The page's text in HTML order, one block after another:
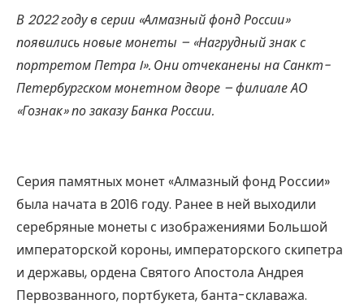
В 2022 году в серии «Алмазный фонд России»
появились новые монеты – «Нагрудный знак с
портретом Петра I». Они отчеканены на Санкт-
Петербургском монетном дворе – филиале АО
«Гознак» по заказу Банка России.
Серия памятных монет «Алмазный фонд России»
была начата в 2016 году. Ранее в ней выходили
серебряные монеты с изображениями Большой
императорской короны, императорского скипетра
и державы, ордена Святого Апостола Андрея
Первозванного, портбукета, банта-склаважа.